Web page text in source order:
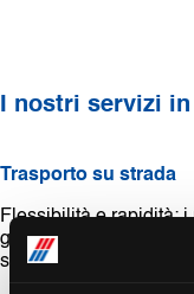
I nostri servizi
Trasporto su strada
Flessibilità e rapidità:
garantiscono la
strade.